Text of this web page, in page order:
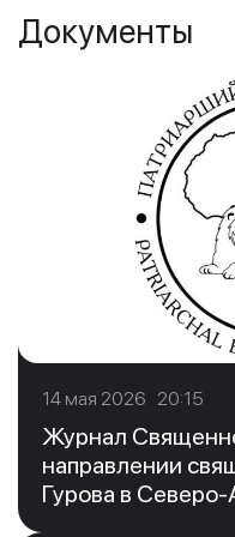
Документы
14 мая 2026 20:15
Журнал
направлении
Гурова в